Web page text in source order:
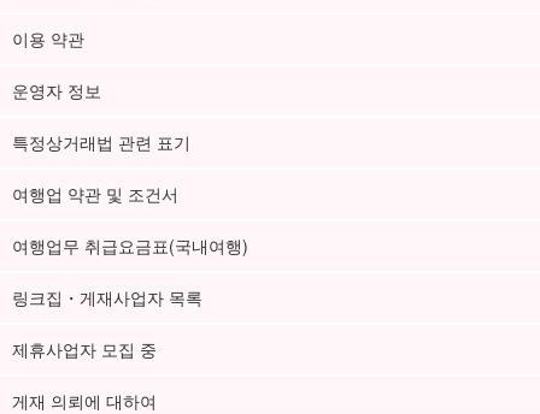
이용 약관
운영자 정보
특정상거래법 관련 표기
여행업 약관 및 조건서
여행업무 취급요금표(국내여행)
링크집・게재사업자 목록
제휴사업자 모집 중
게재 의뢰에 대하여